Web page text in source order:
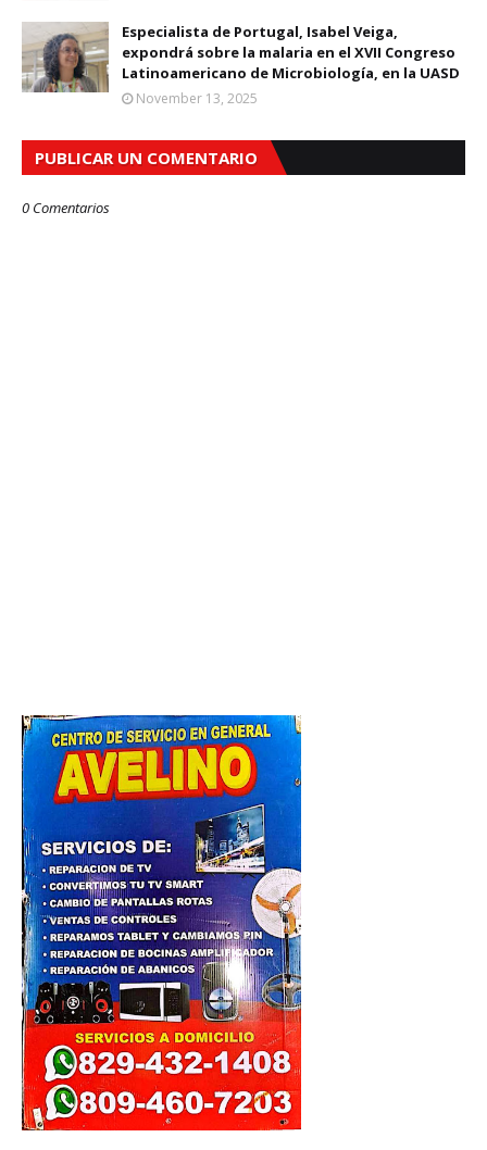
Especialista de Portugal, Isabel Veiga,
expondrá sobre la malaria en el XVII Congreso
Latinoamericano de Microbiología, en la UASD
November 13, 2025
PUBLICAR UN COMENTARIO
0 Comentarios